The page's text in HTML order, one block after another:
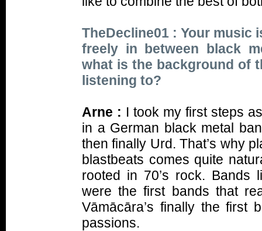
TheDecline01 : Your music
freely in between black
what is the background of
listening to?
Arne : I took my first steps
in a German black metal
then finally Urd. That’s why
blastbeats comes quite
rooted in 70’s rock. Bands
were the first bands that
Vāmācāra’s finally the first
passions.